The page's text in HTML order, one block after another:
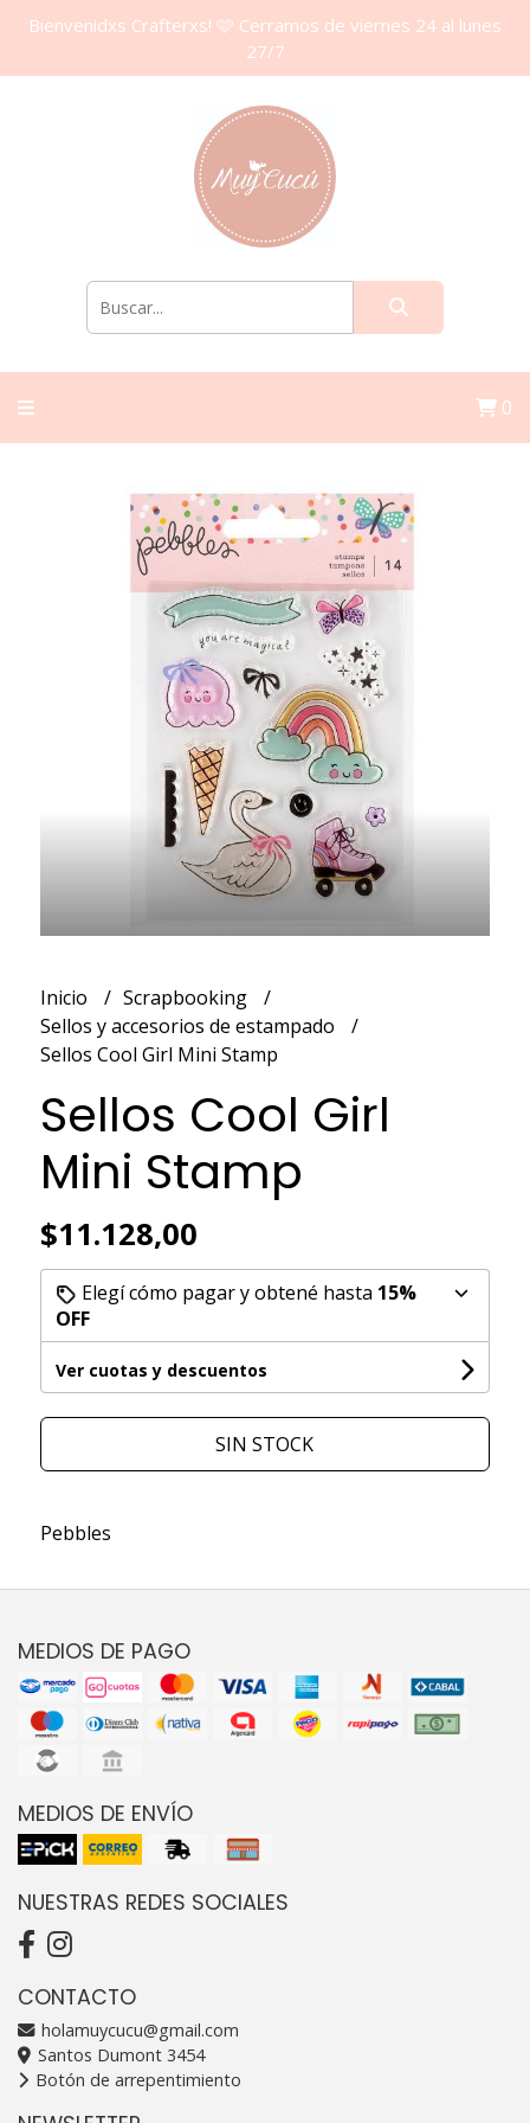
Bienvenidxs Crafterxs! 🩷 Cerramos de viernes 24 al lunes
27/7
0
Inicio
Scrapbooking
Sellos y accesorios de estampado
Sellos Cool Girl Mini Stamp
Sellos Cool Girl
Mini Stamp
$11.128,00
Elegí cómo pagar y obtené hasta 15%
OFF
Ver cuotas y descuentos
SIN STOCK
Pebbles
MEDIOS DE PAGO
MEDIOS DE ENVÍO
NUESTRAS REDES SOCIALES
CONTACTO
holamuycucu@gmail.com
Santos Dumont 3454
Botón de arrepentimiento